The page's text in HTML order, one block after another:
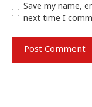
Save my name,
next time I